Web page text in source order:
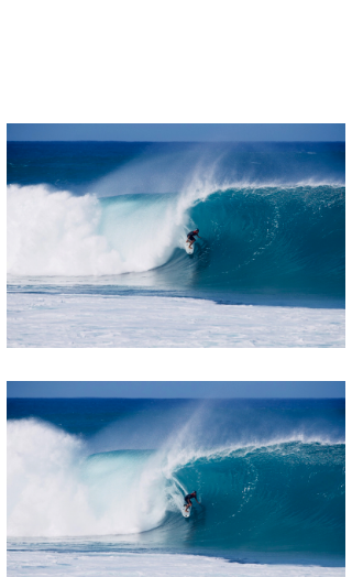
三輪予報士
小川予報士
上田純子
上條将美
唐澤予報士
SancheZ
ゴン
米山予報士
予報士 hiro.